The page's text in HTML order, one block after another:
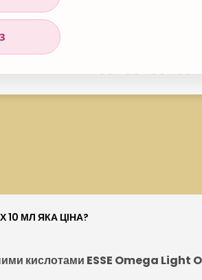
10 МЛ ЯКА ЦІНА?
кислотами ESSE Omega Light